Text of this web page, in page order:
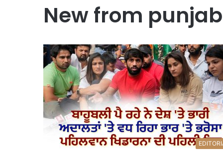
New from punjab